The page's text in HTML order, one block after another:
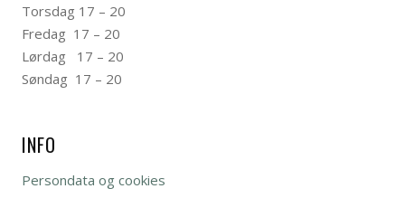
Torsdag 17 – 20
Fredag 17 – 20
Lørdag 17 – 20
Søndag 17 – 20
INFO
Persondata og cookies